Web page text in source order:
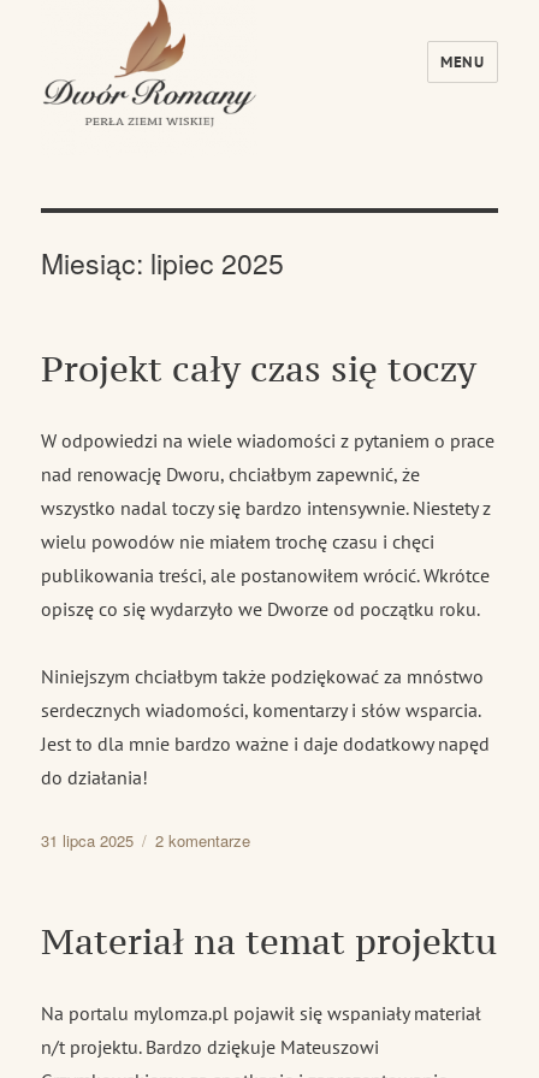
MENU
Miesiąc: lipiec 2025
Projekt cały czas się toczy
W odpowiedzi na wiele wiadomości z pytaniem o prace
nad renowację Dworu, chciałbym zapewnić, że
wszystko nadal toczy się bardzo intensywnie. Niestety z
wielu powodów nie miałem trochę czasu i chęci
publikowania treści, ale postanowiłem wrócić. Wkrótce
opiszę co się wydarzyło we Dworze od początku roku.
Niniejszym chciałbym także podziękować za mnóstwo
serdecznych wiadomości, komentarzy i słów wsparcia.
Jest to dla mnie bardzo ważne i daje dodatkowy napęd
do działania!
Data
31 lipca 2025 2 komentarzedo
się
Materiał na temat projektu
Na portalu mylomza.pl pojawił się wspaniały materiał
n/t projektu. Bardzo dziękuje Mateuszowi